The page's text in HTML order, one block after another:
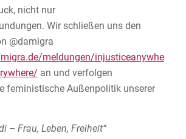
nicht nur
Wir schließen uns den
@damigra
meldungen/injusticeanywhe
an und verfolgen
feministische Außenpolitik unserer
– Frau, Leben, Freiheit“